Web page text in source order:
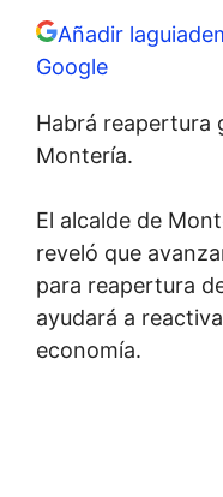
Añadir
Google
Habrá reapertura
Montería.
El alcalde de
reveló que
para reapertura
ayudará a
economía.